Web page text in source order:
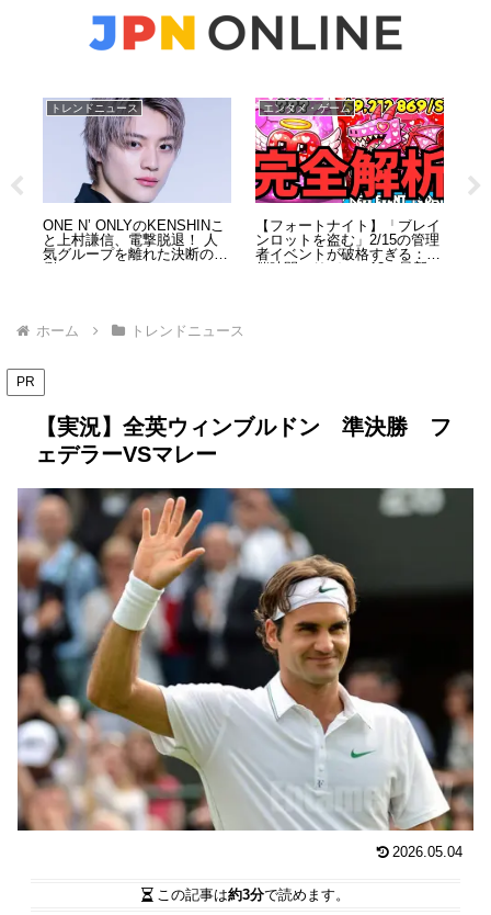
トレンドニュース
ONE N’ ONLYのKENSHINこ
と上村謙信、電撃脱退！ 人
気グループを離れた決断の裏
エンタメ・ゲーム
【フォートナイト】「ブレイ
ンロットを盗む」2/15の管理
者イベントが破格すぎる：開
ホーム トレンドニュース
PR
【実況】全英ウィンブルドン 準決勝 フ
ェデラーVSマレー
2026.05.04
この記事は約3分で読めます。